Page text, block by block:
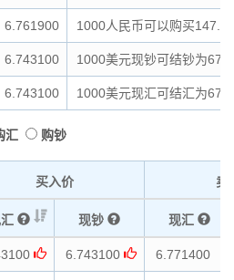
1000人民币可以购买
1000美元现钞可结钞为
1000美元现汇可结汇为
汇 购钞
买入价 卖
现钞 现汇
6.743100 6.771400